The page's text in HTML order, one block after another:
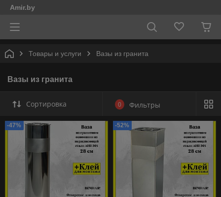
Amir.by
Товары и услуги Вазы из гранита
Вазы из гранита
Сортировка 0 Фильтры
-47% -52%